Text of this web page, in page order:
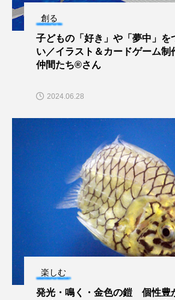
ブックレビュー
プライドフィッシュ プランクト
ホタルイカ ホッキガイ
ホテイウオ ホネガイ ホ
ホヤ ホンモロコ ポット
マアジ マイクロプラスチック
マス マダイ マダコ
マテガイ
創る
子どもの「好き」や「夢中」を
い／イラスト＆カードゲーム制
仲間たち®さん
2024.06.28
楽しむ
発光・鳴く・金色の鎧 個性豊